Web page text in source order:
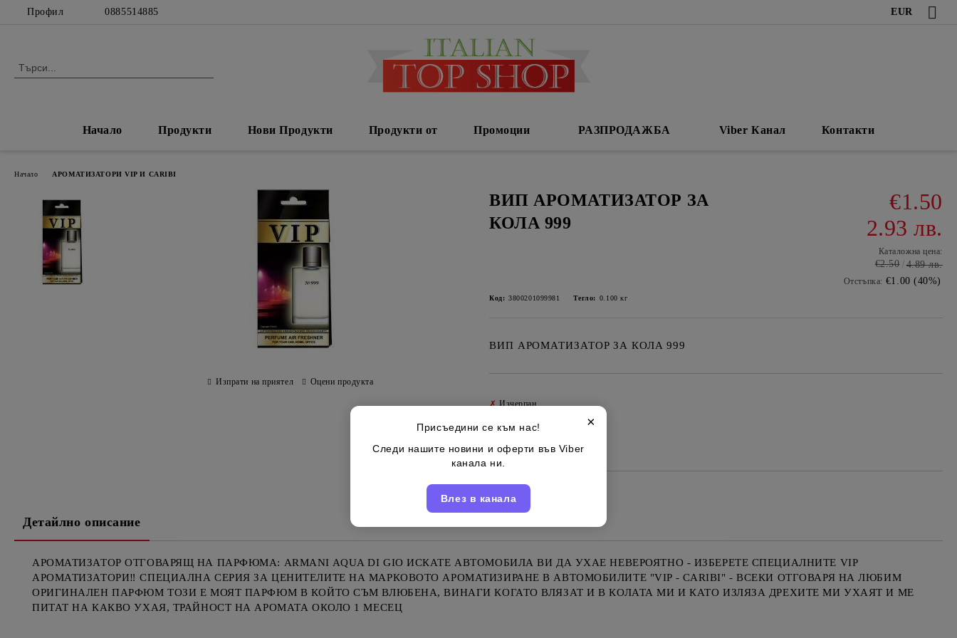
Профил 0885514885 EUR
Начало Продукти Нови Продукти Продукти от Промоции РАЗПРОДАЖБА Viber Канал Контакти
Начало АРОМАТИЗАТОРИ VIP И CARIBI
ВИП АРОМАТИЗАТОР ЗА
КОЛА 999
€1.50
2.93 лв.
Каталожна цена:
€2.50 4.89 лв.
Отстъпка: €1.00 (40%)
Код: 3800201099981 Тегло: 0.100 кг
ВИП АРОМАТИЗАТОР ЗА КОЛА 999
✗Изчерпан
Марка: Български
Изпрати на приятел Оцени продукта
Детайлно описание
АРОМАТИЗАТОР ОТГОВАРЯЩ НА ПАРФЮМА: ARMANI AQUA DI GIO ИСКАТЕ АВТОМОБИЛА ВИ ДА УХАЕ НЕВЕРОЯТНО - ИЗБЕРЕТЕ СПЕЦИАЛНИТЕ VIP
АРОМАТИЗАТОРИ‼️ СПЕЦИАЛНА СЕРИЯ ЗА ЦЕНИТЕЛИТЕ НА МАРКОВОТО АРОМАТИЗИРАНЕ В АВТОМОБИЛИТЕ "VIP - CARIBI" - ВСЕКИ ОТГОВАРЯ НА ЛЮБИМ
ОРИГИНАЛЕН ПАРФЮМ ТОЗИ Е МОЯТ ПАРФЮМ В КОЙТО СЪМ ВЛЮБЕНА, ВИНАГИ КОГАТО ВЛЯЗАТ И В КОЛАТА МИ И КАТО ИЗЛЯЗА ДРЕХИТЕ МИ УХАЯТ И МЕ
ПИТАТ НА КАКВО УХАЯ, ТРАЙНОСТ НА АРОМАТА ОКОЛО 1 МЕСЕЦ
×
Присъедини се към нас!
Следи нашите новини и оферти във Viber
канала ни.
Влез в канала